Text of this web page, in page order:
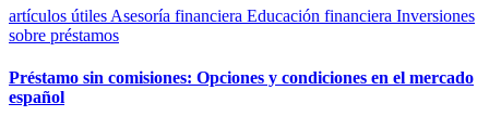
artículos útiles Asesoría financiera Educación financiera Inversiones
sobre préstamos
Préstamo sin comisiones: Opciones y condiciones en el mercado
español